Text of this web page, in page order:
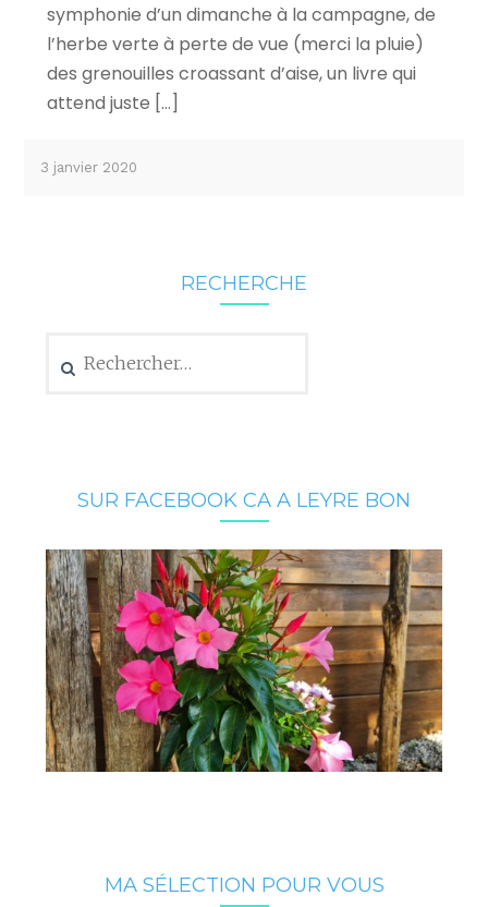
symphonie d’un dimanche à la campagne, de
l’herbe verte à perte de vue (merci la pluie)
des grenouilles croassant d’aise, un livre qui
attend juste […]
3 janvier 2020
RECHERCHE
SUR FACEBOOK CA A LEYRE BON
MA SÉLECTION POUR VOUS